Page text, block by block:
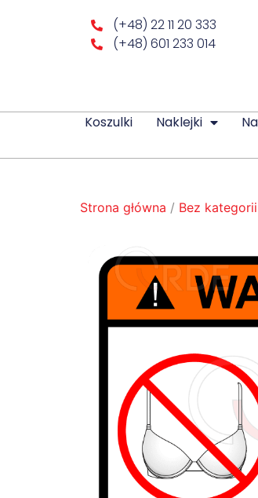
(+48) 22 11 20 333
(+48) 601 233 014
Koszulki Naklejki
Strona główna / Bez kategorii